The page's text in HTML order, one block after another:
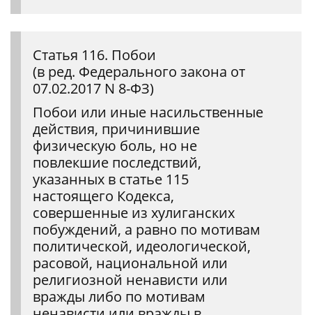
Статья 116. Побои
(в ред. Федерального закона от
07.02.2017 N 8-ФЗ)
Побои или иные насильственные
действия, причинившие
физическую боль, но не
повлекшие последствий,
указанных в статье 115
настоящего Кодекса,
совершенные из хулиганских
побуждений, а равно по мотивам
политической, идеологической,
расовой, национальной или
религиозной ненависти или
вражды либо по мотивам